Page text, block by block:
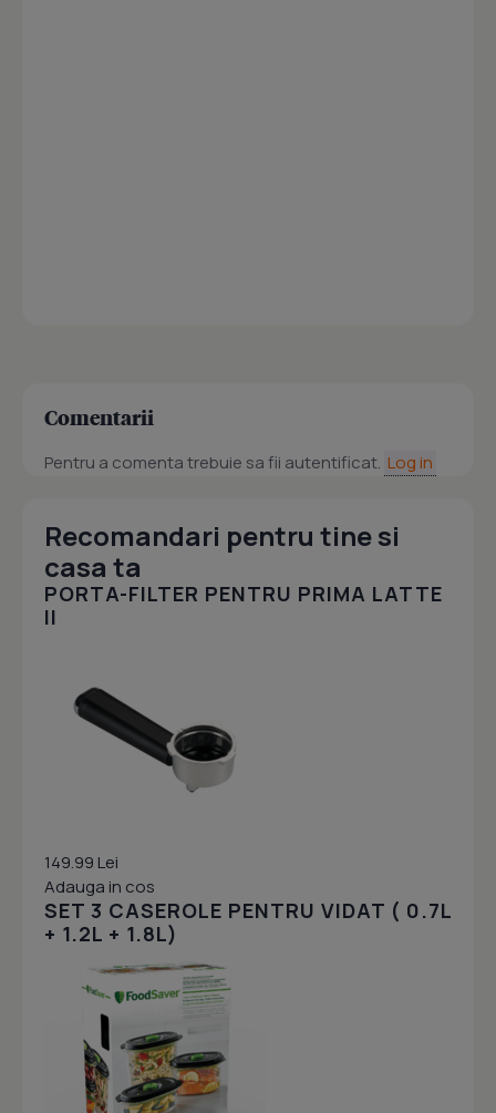
Comentarii
Pentru a comenta trebuie sa fii autentificat. Log in
Recomandari pentru tine si
casa ta
PORTA-FILTER PENTRU PRIMA LATTE
II
149.99 Lei
Adauga in cos
SET 3 CASEROLE PENTRU VIDAT ( 0.7L
+ 1.2L + 1.8L)